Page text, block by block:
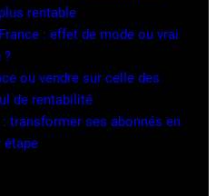
rentable
: effet de mode ou vrai
?
ou vendre sur celle des
de rentabilité
transformer ses abonnés en
étape